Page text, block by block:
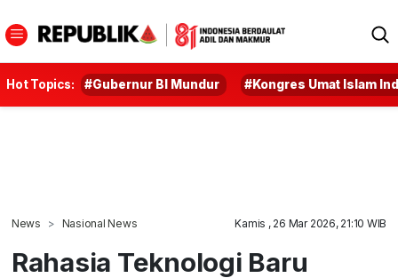
Hot Topics: #Gubernur BI Mundur #Kongres Umat Islam
News Nasional News Kamis , 26 Mar 2026, 21:10 WIB
Rahasia Teknologi Baru